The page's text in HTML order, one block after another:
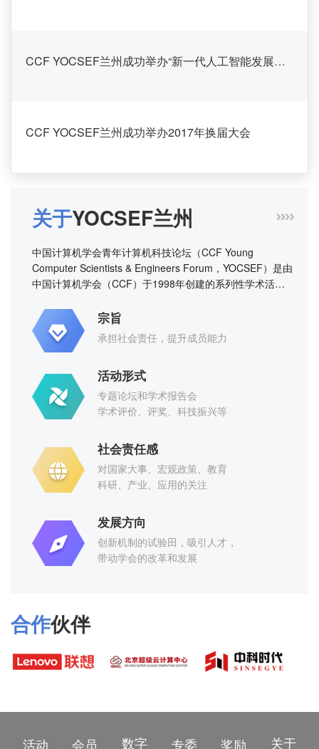
CCF YOCSEF兰州成功举办“新一代人工智能发展的机遇与挑战”主题学术报告会
CCF YOCSEF兰州成功举办2017年换届大会
CCF YOCSEF 兰州成功举办“Proximity算法及其在图像处理中的应用”报告会
CCF YOCSEF兰州成功举行2017-2018年度选题会
关于YOCSEF兰州
中国计算机学会青年计算机科技论坛（CCF Young
Computer Scientists & Engineers Forum，YOCSEF）是由
中国计算机学会（CCF）于1998年创建的系列性学术活
成员合作、探索新的机制”为宗旨，由来自全国有激情、有
思想并富有社会责任感的学者、企业家及其他各界青年精英
参与策划与组织，是CCF最具活力的部分。CCF YOCSEF
评价、评奖、扶贫助教等。
宗旨
承担社会责任，提升成员能力
活动形式
专题论坛和学术报告会
学术评价、评奖、科技振兴等
社会责任感
对国家大事、宏观政策、教育
科研、产业、应用的关注
发展方向
创新机制的试验田，吸引人才，
带动学会的改革和发展
合作伙伴
活动 会员
数字
专委 奖励
关于